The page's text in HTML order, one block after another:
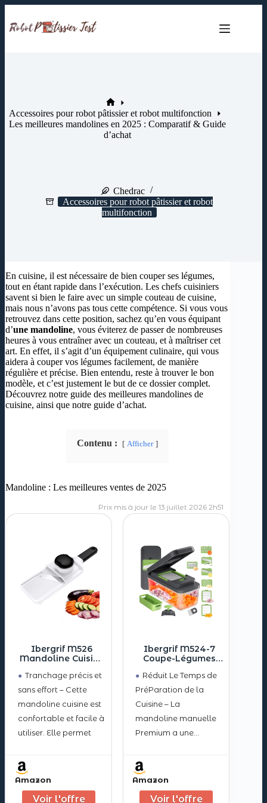
contenu
Accueil
Accessoires pour robot pâtissier et robot multifonction
Les meilleures mandolines en 2025 : Comparatif & Guide
d’achat
Chedrac
Accessoires pour robot pâtissier et robot
multifonction
En cuisine, il est nécessaire de bien couper ses légumes,
tout en étant rapide dans l’exécution. Les chefs cuisiniers
savent si bien le faire avec un simple couteau de cuisine,
mais nous n’avons pas tous cette compétence. Si vous vous
retrouvez dans cette position, sachez qu’en vous équipant
d’une mandoline, vous éviterez de passer de nombreuses
heures à vous entraîner avec un couteau, et à maîtriser cet
art. En effet, il s’agit d’un équipement culinaire, qui vous
aidera à couper vos légumes facilement, de manière
régulière et précise. Bien entendu, reste à trouver le bon
modèle, et c’est justement le but de ce dossier complet.
Découvrez notre guide des meilleures mandolines de
cuisine, ainsi que notre guide d’achat.
Contenu : Afficher
Mandoline : Les meilleures ventes de 2025
13 juillet 2026 2h51
Ibergrif M526
Mandoline Cuisine
Multifonctions
Manuel Réglable
Légumes avec
Protection anti-
Sécurité,
Tranchage précis et
sans effort – Cette
mandoline cuisine est
confortable et facile à
utiliser. Elle permet
fines, nettes et
régulières avec un
minimum d’effort. Que
Amazon
Ibergrif M524-7
Coupe-Légumes
en 1, Mandoline de
Cuisine
Vegetable Chopper
avec Bac
à Légumes Manuel
Réduit Le Temps de
PréParation de la
Cuisine – La
mandoline manuelle
Premium a une
les accessoires
comprennent 1
récipient (adapté aux
Amazon